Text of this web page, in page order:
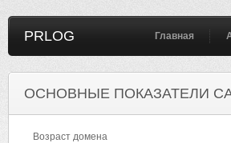
PRLOG Главная
ОСНОВНЫЕ ПОКАЗАТЕЛИ
Возраст домена